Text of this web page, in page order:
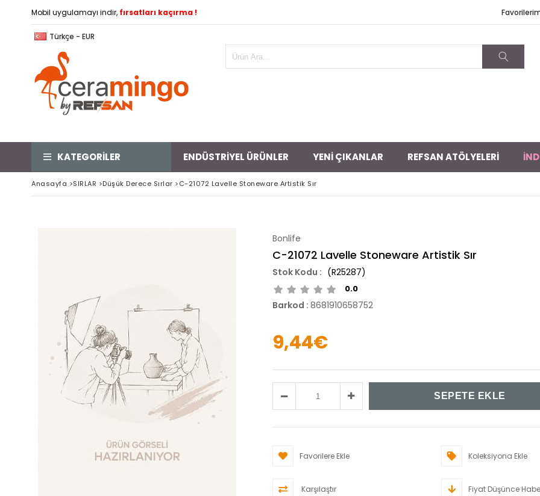
Mobil uygulamayı indir, fırsatları kaçırma !
Türkçe - EUR
KATEGORİLER ENDÜSTRİYEL ÜRÜNLER YENİ ÇIKANLAR REFSAN ATÖLYELERİ
Anasayfa >SIRLAR >Düşük Derece Sırlar >C-21072 Lavelle Stoneware Artistik Sır
Bonlife
C-21072 Lavelle Stoneware Artistik Sır
(R25287)
0.0
Barkod : 8681910658752
9,44€
Favorilere Ekle Koleksiyona Ekle
Karşılaştır Fiyat Düşünce